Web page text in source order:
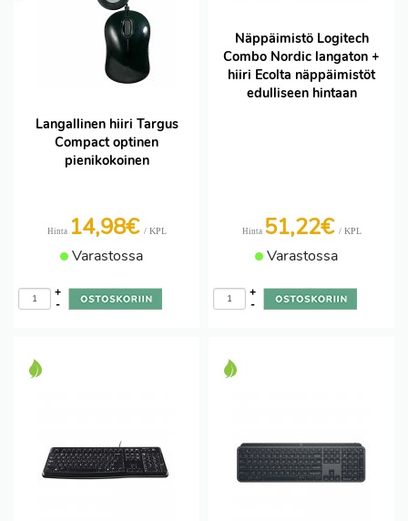
Langallinen hiiri Targus
Compact optinen
pienikokoinen
Hinta 14,98€ / KPL
Varastossa
-
+
Näppäimistö Logitech
Combo Nordic langaton +
hiiri Ecolta näppäimistöt
edulliseen hintaan
Hinta 51,22€ / KPL
Varastossa
-
+